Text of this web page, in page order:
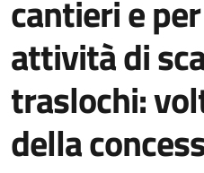
cantieri e
attività di
traslochi:
della